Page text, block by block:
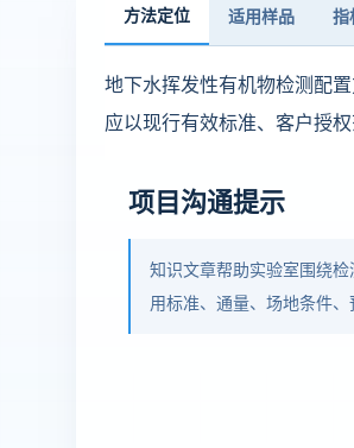
方法定位 适用样品 指
地下水挥发性有机物检测配
应以现行有效标准、客户授
项目沟通提示
知识文章帮助实验室围绕
用标准、通量、场地条件